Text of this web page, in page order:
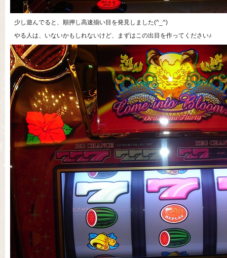
少し遊んでると、順押し高速揃い目を発見しました(^_^)
やる人は、いないかもしれないけど、まずはこの出目を作ってください♪